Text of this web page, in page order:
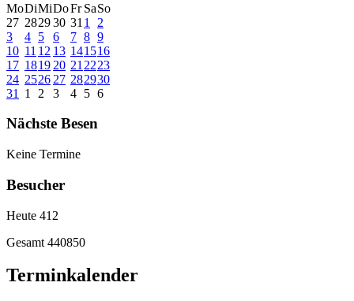
MoDiMiDoFr SaSo
27 282930 31 1
2
3
4 5 6 7 8 9
10 11 12 13 141516
17 1819 20 21 2223
24 2526 27 282930
31
1 2 3 4 5 6
Nächste Besen
Keine Termine
Besucher
Heute 412
Gesamt 440850
Terminkalender